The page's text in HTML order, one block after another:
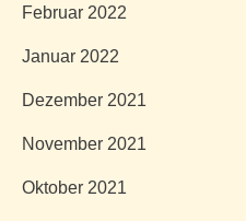
Februar 2022
Januar 2022
Dezember 2021
November 2021
Oktober 2021